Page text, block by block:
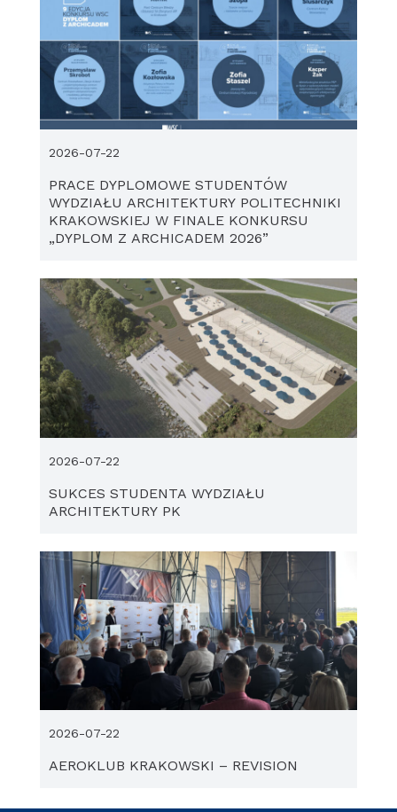
PRACE DYPLOMOWE STUDENTÓW
WYDZIAŁU ARCHITEKTURY POLITECHNIKI
KRAKOWSKIEJ W FINALE KONKURSU
„DYPLOM Z ARCHICADEM 2026”
2026-07-22
SUKCES STUDENTA WYDZIAŁU
ARCHITEKTURY PK
2026-07-22
AEROKLUB KRAKOWSKI – REVISION
2026-07-22